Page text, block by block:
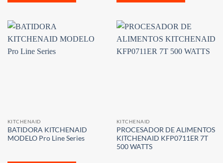
KITCHENAID
BATIDORA KITCHENAID
MODELO Pro Line Series
KITCHENAID
PROCESADOR DE ALIMENTOS
KITCHENAID KFP0711ER 7T
500 WATTS